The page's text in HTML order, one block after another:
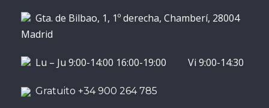
Gta. de Bilbao, 1, 1º derecha, Chamberí, 28004
Madrid
Lu – Ju 9:00-14:00 16:00-19:00 Vi 9:00-14:30
Gratuito +34 900 264 785